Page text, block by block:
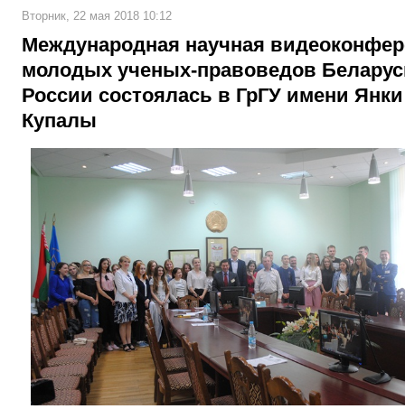
Вторник, 22 мая 2018 10:12
Международная научная
молодых ученых-правоведов
России состоялась в ГрГУ имени Янки
Купалы